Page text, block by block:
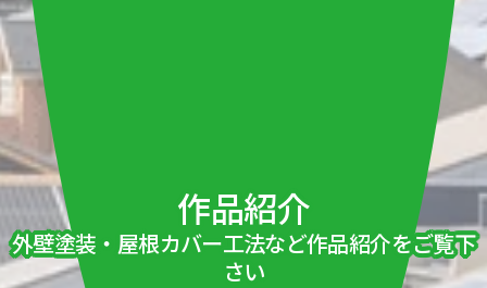
作品紹介
外壁塗装・屋根カバー工法など作品紹介をご覧下
さい